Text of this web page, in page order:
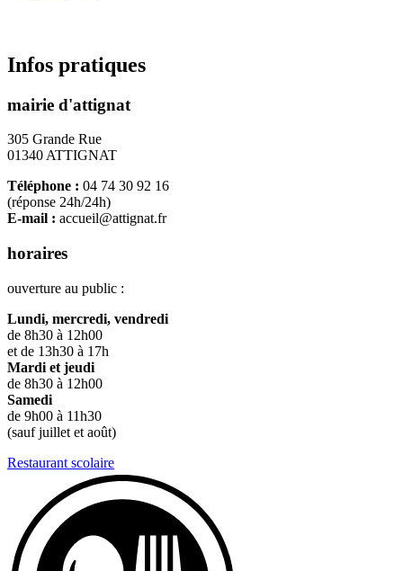
Infos pratiques
mairie d'attignat
305 Grande Rue
01340 ATTIGNAT
Téléphone : 04 74 30 92 16
(réponse 24h/24h)
E-mail : accueil@attignat.fr
horaires
ouverture au public :
Lundi, mercredi, vendredi
de 8h30 à 12h00
et de 13h30 à 17h
Mardi et jeudi
de 8h30 à 12h00
Samedi
de 9h00 à 11h30
(sauf juillet et août)
Restaurant scolaire